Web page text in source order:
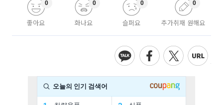
좋아요
0
화나요
0
슬퍼요
0
추가취재 원해요
0